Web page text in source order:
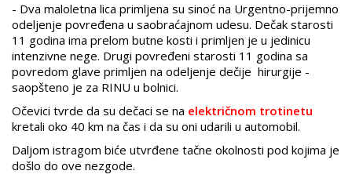
- Dva maloletna lica primljena su sinoć na Urgentno-prijemno
odeljenje povređena u saobraćajnom udesu. Dečak starosti
11 godina ima prelom butne kosti i primljen je u jedinicu
intenzivne nege. Drugi povređeni starosti 11 godina sa
povredom glave primljen na odeljenje dečije hirurgije -
saopšteno je za RINU u bolnici.
Očevici tvrde da su dečaci se na električnom trotinetu
kretali oko 40 km na čas i da su oni udarili u automobil.
Daljom istragom biće utvrđene tačne okolnosti pod kojima je
došlo do ove nezgode.